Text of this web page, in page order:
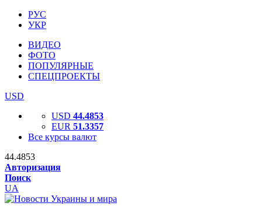
РУС
УКР
ВИДЕО
ФОТО
ПОПУЛЯРНЫЕ
СПЕЦПРОЕКТЫ
USD
USD 44.4853
EUR 51.3357
Все курсы валют
44.4853
Авторизация
Поиск
UA